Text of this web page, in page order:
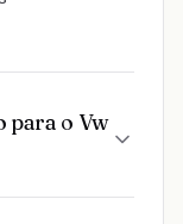
para o Vw